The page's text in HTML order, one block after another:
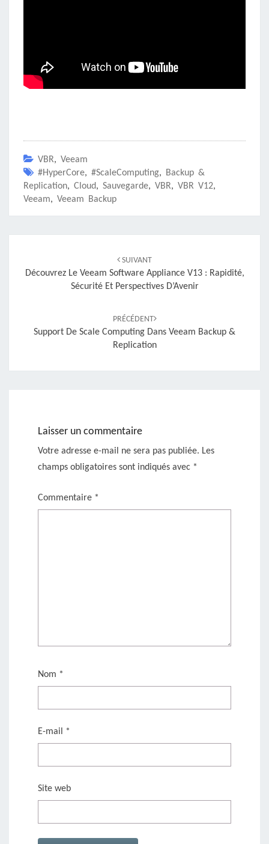
VBR, Veeam
#HyperCore, #ScaleComputing,
Backup &
Replication, Cloud, Sauvegarde, VBR, VBR V12,
Veeam, Veeam Backup
SUIVANT
Découvrez Le Veeam Software Appliance V13 : Rapidité,
Sécurité Et Perspectives D’Avenir
PRÉCÉDENT
Support De Scale Computing Dans Veeam Backup &
Replication
Laisser un commentaire
Votre adresse e-mail ne sera pas publiée. Les
champs obligatoires sont indiqués avec *
Commentaire *
Nom *
E-mail *
Site web